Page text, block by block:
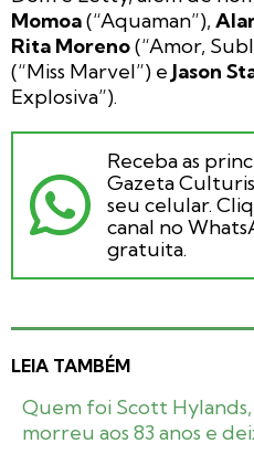
Momoa(“Aquaman”),
Rita Moreno(“Amor,
(“Miss Marvel”) e Jason
Explosiva”).
Receba as
Gazeta
seu celular.
canal no
gratuita.
LEIA TAMBÉM
Quem foi Scott
morreu aos 83 anos e